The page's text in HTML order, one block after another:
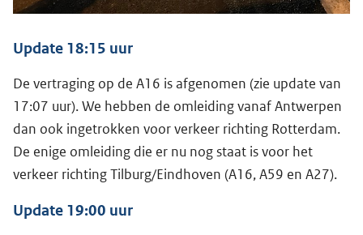
Update 18:15 uur
De vertraging op de A16 is afgenomen (zie update van
17:07 uur). We hebben de omleiding vanaf Antwerpen
dan ook ingetrokken voor verkeer richting Rotterdam.
De enige omleiding die er nu nog staat is voor het
verkeer richting Tilburg/Eindhoven (A16, A59 en A27).
Update 19:00 uur